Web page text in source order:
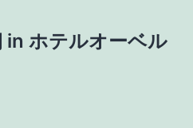
in ホテルオーベル